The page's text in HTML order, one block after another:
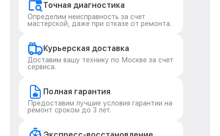
Точная диагностика
Определим неисправность за счет
мастерской, даже при отказе от ремонта.
Курьерская доставка
Доставим вашу технику по Москве за счет
сервиса.
Полная гарантия
Предоставим лучшие условия гарантии на
ремонт сроком до 3 лет.